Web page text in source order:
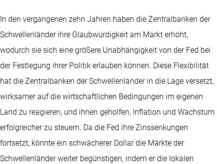
In den vergangenen zehn Jahren haben die Zentralbanken der
Schwellenländer ihre Glaubwürdigkeit am Markt erhöht,
wodurch sie sich eine größere Unabhängigkeit von der Fed bei
der Festlegung ihrer Politik erlauben können. Diese Flexibilität
hat die Zentralbanken der Schwellenländer in die Lage versetzt,
wirksamer auf die wirtschaftlichen Bedingungen im eigenen
Land zu reagieren, und ihnen geholfen, Inflation und Wachstum
erfolgreicher zu steuern. Da die Fed ihre Zinssenkungen
fortsetzt, könnte ein schwächerer Dollar die Märkte der
Schwellenländer weiter begünstigen, indem er die lokalen